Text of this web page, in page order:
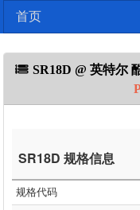
首页
SR18D @ 英特尔
SR18D 规格信息
规格代码